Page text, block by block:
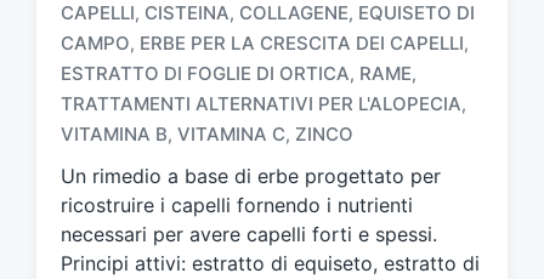
T
a
g
a
t
o
c
CAPELLI, CISTEINA, COLLAGENE, EQUISETO DI
CAMPO, ERBE PER LA CRESCITA DEI CAPELLI,
ESTRATTO DI FOGLIE DI ORTICA, RAME,
TRATTAMENTI ALTERNATIVI PER L'ALOPECIA,
VITAMINA B, VITAMINA C, ZINCO
Un rimedio a base di erbe progettato per
ricostruire i capelli fornendo i nutrienti
necessari per avere capelli forti e spessi.
Principi attivi: estratto di equiseto, estratto di